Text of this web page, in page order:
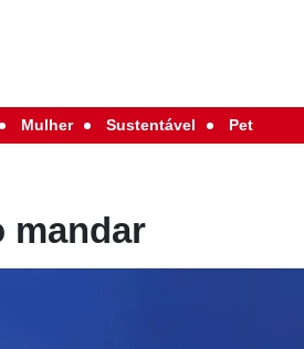
Mulher Sustentável Pet
mandar